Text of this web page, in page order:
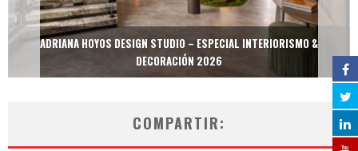
ADRIANA HOYOS DESIGN STUDIO – ESPECIAL INTERIORISMO &
DECORACIÓN 2026
COMPARTIR: